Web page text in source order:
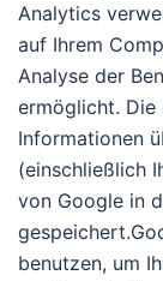
Analytics
auf Ihrem
Analyse der
ermöglicht. Die
Informationen
(einschließlich
von Google in
benutzen, um